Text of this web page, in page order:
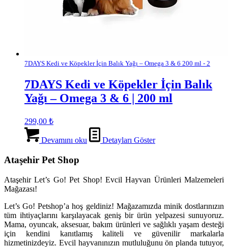
7DAYS Kedi ve Köpekler İçin Balık Yağı – Omega 3 & 6 200 ml - 2
7DAYS Kedi ve Köpekler İçin Balık
Yağı – Omega 3 & 6 | 200 ml
299,00 ₺
Devamını oku Detayları Göster
Ataşehir Pet Shop
Ataşehir Let’s Go! Pet Shop! Evcil Hayvan Ürünleri Malzemeleri
Mağazası!
Let’s Go! Petshop’a hoş geldiniz! Mağazamızda minik dostlarınızın
tüm ihtiyaçlarını karşılayacak geniş bir ürün yelpazesi sunuyoruz.
Mama, oyuncak, aksesuar, bakım ürünleri ve sağlıklı yaşam desteği
için kendini kanıtlamış kaliteli ve güvenilir markalarla
hizmetinizdeyiz. Evcil hayvanınızın mutluluğunu ön planda tutuyor,